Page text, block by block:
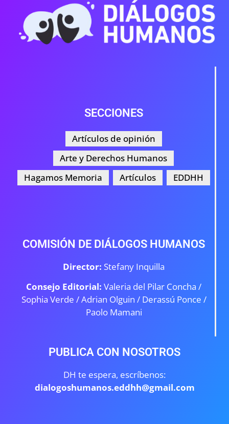
SECCIONES
Artículos de opinión
Arte y Derechos Humanos
Hagamos Memoria
Artículos EDDHH
COMISIÓN DE DIÁLOGOS HUMANOS
Director: Stefany Inquilla
Consejo Editorial: Valeria del Pilar Concha /
Sophia Verde /Adrian Olguin / Derassú Ponce /
Paolo Mamani
PUBLICA CON NOSOTROS
DH te espera, escríbenos:
dialogoshumanos.eddhh@gmail.com